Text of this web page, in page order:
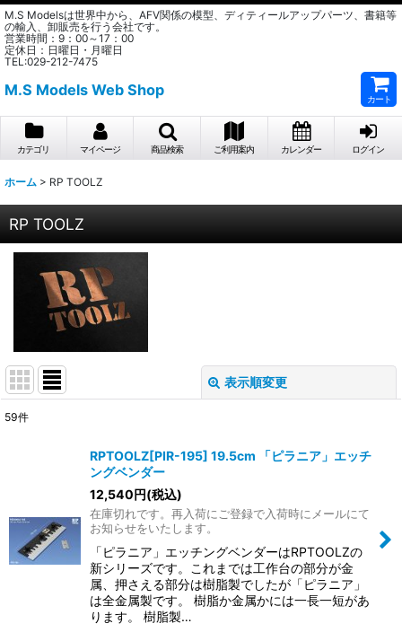
M.S Modelsは世界中から、AFV関係の模型、ディティールアップパーツ、書籍等
の輸入、卸販売を行う会社です。
営業時間：9：00～17：00
定休日：日曜日・月曜日
TEL:029-212-7475
M.S Models Web Shop
カート
カテゴリ マイページ 商品検索 ご利用案内 カレンダー ログイン
ホーム > RP TOOLZ
RP TOOLZ
表示順変更
並び順:
絞り込む
59件
RPTOOLZ[PIR-195] 19.5cm 「ピラニア」エッチ
ングベンダー
12,540円(税込)
在庫切れです。再入荷にご登録で入荷時にメールにて
お知らせをいたします。
「ピラニア」エッチングベンダーはRPTOOLZの
新シリーズです。これまでは工作台の部分が金
属、押さえる部分は樹脂製でしたが「ピラニア」
は全金属製です。 樹脂か金属かには一長一短があ
ります。 樹脂製…